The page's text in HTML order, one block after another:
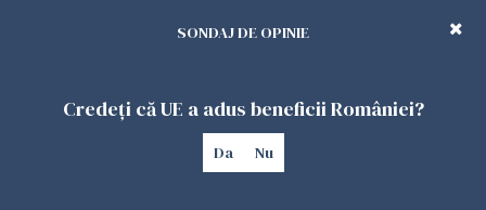
SONDAJ DE OPINIE
Credeți că UE a adus beneficii României?
Da Nu